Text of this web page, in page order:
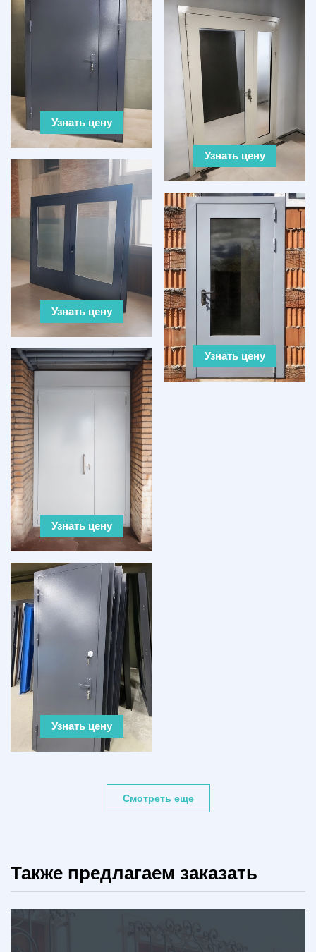
Узнать цену
Узнать цену
Узнать цену
Узнать цену
Узнать цену
Узнать цену
Смотреть еще
Также предлагаем заказать